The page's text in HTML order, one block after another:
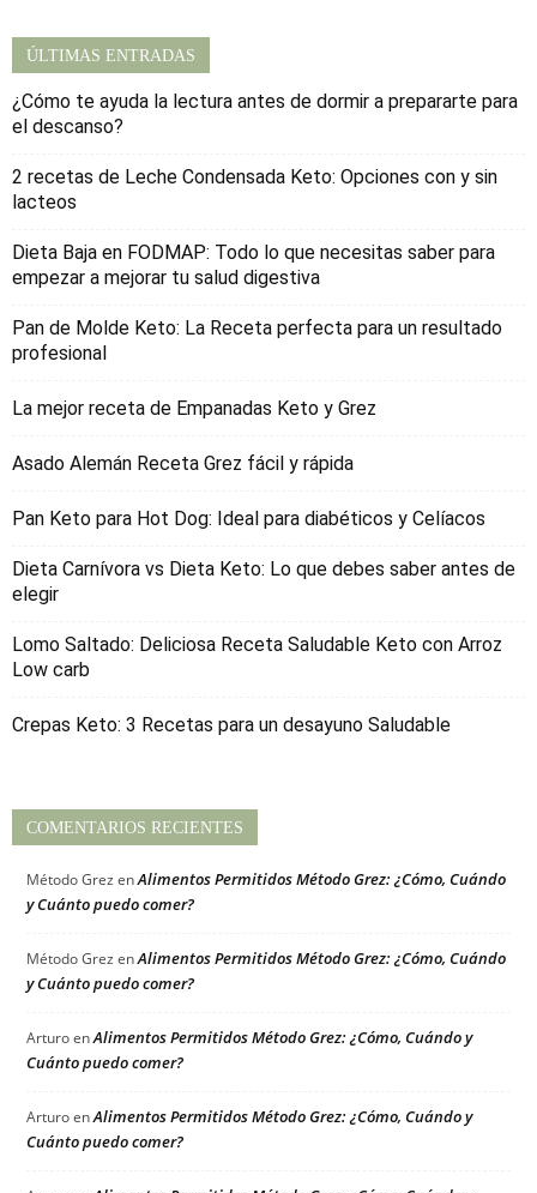
ÚLTIMAS ENTRADAS
¿Cómo te ayuda la lectura antes de dormir a prepararte para
el descanso?
2 recetas de Leche Condensada Keto: Opciones con y sin
lacteos
Dieta Baja en FODMAP: Todo lo que necesitas saber para
empezar a mejorar tu salud digestiva
Pan de Molde Keto: La Receta perfecta para un resultado
profesional
La mejor receta de Empanadas Keto y Grez
Asado Alemán Receta Grez fácil y rápida
Pan Keto para Hot Dog: Ideal para diabéticos y Celíacos
Dieta Carnívora vs Dieta Keto: Lo que debes saber antes de
elegir
Lomo Saltado: Deliciosa Receta Saludable Keto con Arroz
Low carb
Crepas Keto: 3 Recetas para un desayuno Saludable
COMENTARIOS RECIENTES
Método Grez enAlimentos Permitidos Método Grez: ¿Cómo, Cuándo
y Cuánto puedo comer?
Método Grez enAlimentos Permitidos Método Grez: ¿Cómo, Cuándo
y Cuánto puedo comer?
ArturoenAlimentos Permitidos Método Grez: ¿Cómo, Cuándo y
Cuánto puedo comer?
ArturoenAlimentos Permitidos Método Grez: ¿Cómo, Cuándo y
Cuánto puedo comer?